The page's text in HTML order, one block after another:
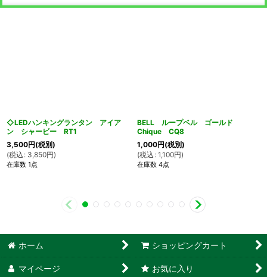
◇LEDハンキングランタン アイア
ン シャービー RT1
3,500円(税別)
(税込 : 3,850円)
在庫数 1点
BELL ループベル ゴールド
Chique CQ8
1,000円(税別)
(税込 : 1,100円)
在庫数 4点
ホーム ショッピングカート
マイページ お気に入り